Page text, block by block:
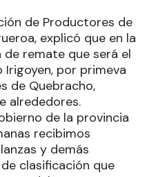
de Productores de
explicó que en la
remate que será el
Irigoyen, por primeva
de Quebracho,
alrededores.
de la provincia
recibimos
y demás
clasificación que